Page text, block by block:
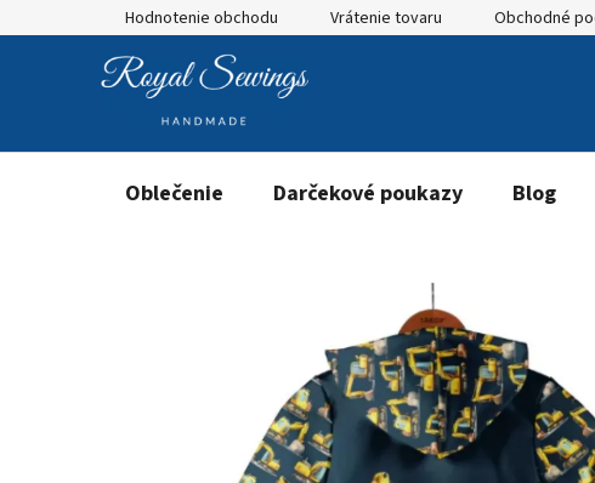
na
Hodnotenie obchodu Vrátenie tovaru Obchodné
Oblečenie Darčekové poukazy Blog